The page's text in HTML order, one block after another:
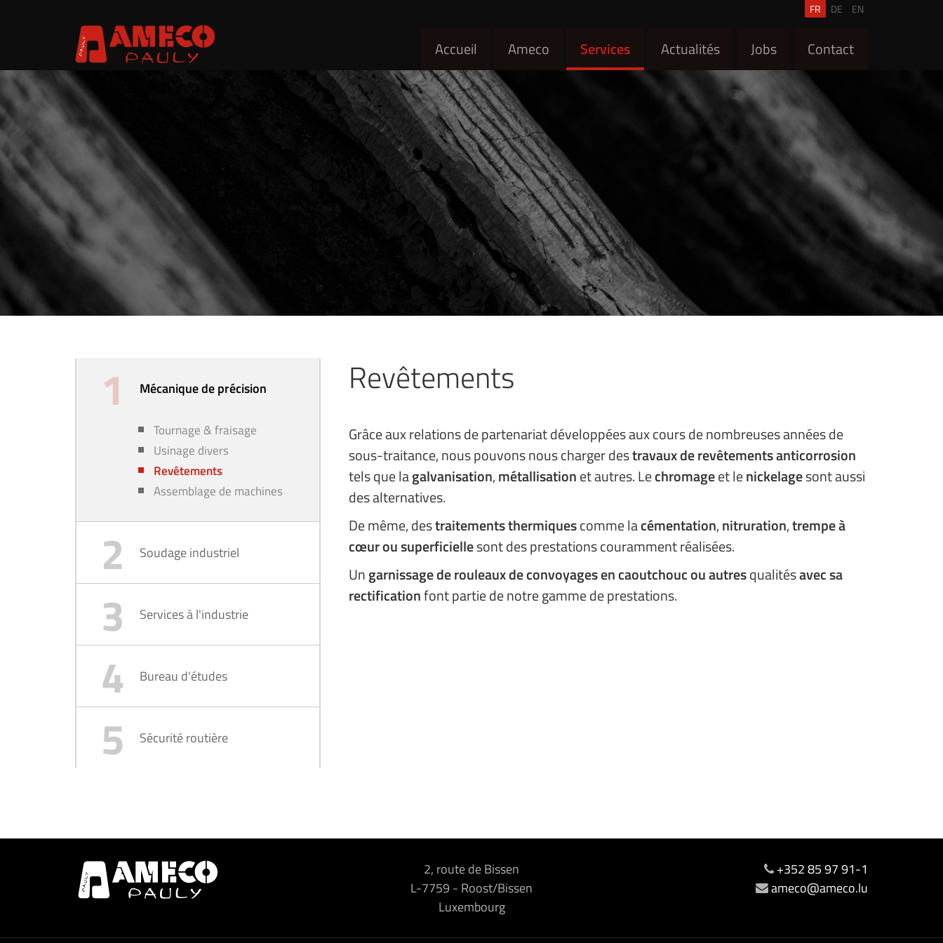
FR DE EN
Accueil Ameco Services Actualités Jobs Contact
Mécanique de précision
Tournage & fraisage
Usinage divers
Revêtements
Assemblage de machines
Soudage industriel
Services à l'industrie
Bureau d'études
Sécurité routière
Revêtements
Grâce aux relations de partenariat développées aux cours de nombreuses années de
sous-traitance, nous pouvons nous charger destravaux de revêtements anticorrosion
tels que lagalvanisation,métallisationet autres. Lechromageet lenickelagesont aussi
des alternatives.
De même, destraitements thermiquescomme lacémentation,nitruration,trempe à
cœur ou superficiellesont des prestations couramment réalisées.
Ungarnissage de rouleaux de convoyages en caoutchouc ou autresqualitésavec sa
rectificationfont partie de notre gamme de prestations.
2, route de Bissen
L-7759- Roost/Bissen
Luxembourg
+352 85 97 91-1
ameco@ameco.lu